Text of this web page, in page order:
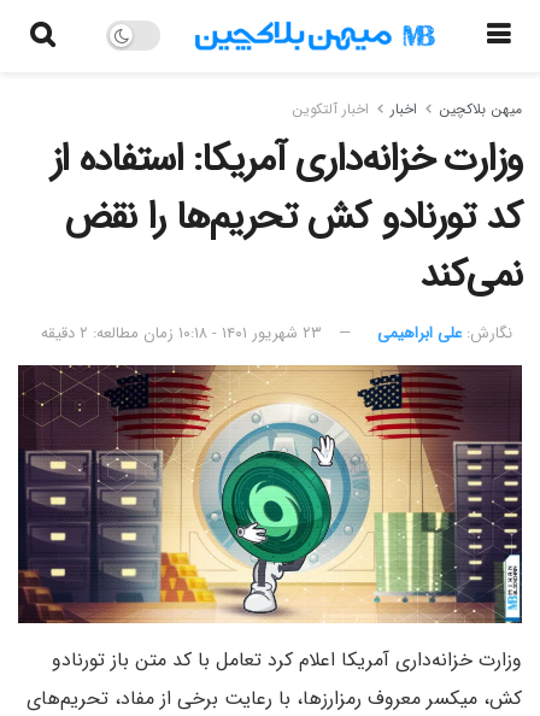
میهن بلاکچین اخبار اخبار آلتکوین
وزارت خزانه‌داری آمریکا: استفاده از
کد تورنادو کش تحریم‌ها را نقض
نمی‌کند
نگارش:‌ علی ابراهیمی ۲۳ شهریور ۱۴۰۱ - ۱۰:۱۸ زمان مطالعه: ۲ دقیقه
وزارت خزانه‌داری آمریکا اعلام کرد تعامل با کد متن باز تورنادو
کش، میکسر معروف رمزارزها، با رعایت برخی از مفاد، تحریم‌های